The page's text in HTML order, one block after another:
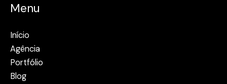
Menu
Início
Agência
Portfólio
Blog